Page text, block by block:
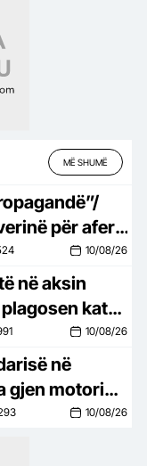
MË SHUMË
për aferë
Rony Yefet…
10/08/26
në aksin
katër
10/08/26
në
gjen motorin
10/08/26